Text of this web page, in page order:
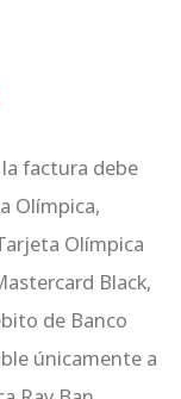
factura debe
Olímpica,
Olímpica
Black,
de Banco
únicamente a